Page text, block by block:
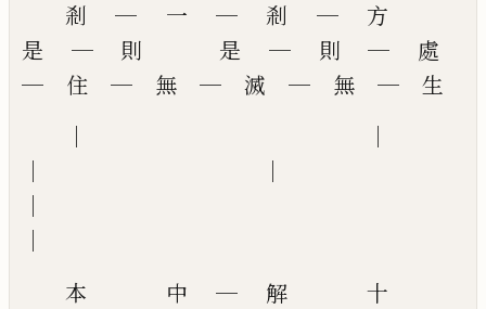
剎 ─ 一 ─ 剎 ─ 方
是 ─ 則 是 ─ 則 ─ 處
─ 住 ─ 無 ─ 滅 ─ 無 ─ 生
本 中 ─ 解 十